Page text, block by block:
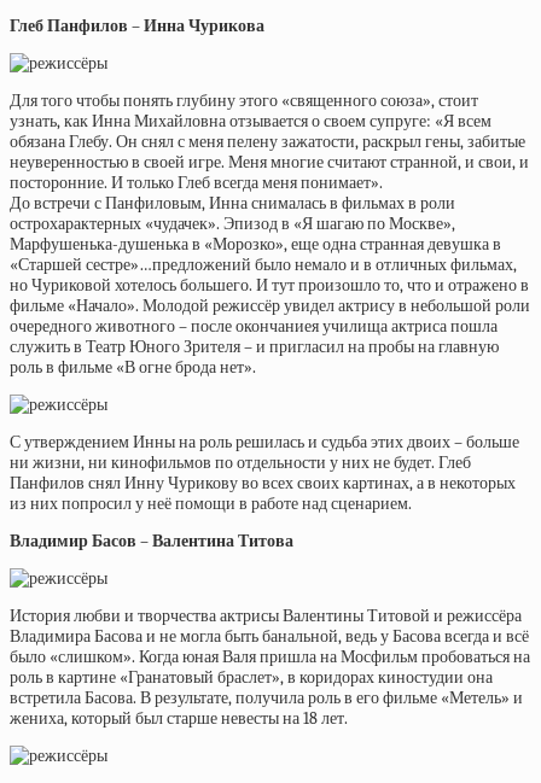
Глеб Панфилов – Инна Чурикова
Для того чтобы понять глубину этого «священного союза», стоит
узнать, как Инна Михайловна отзывается о своем супруге: «Я всем
обязана Глебу. Он снял с меня пелену зажатости, раскрыл гены, забитые
неуверенностью в своей игре. Меня многие считают странной, и свои, и
посторонние. И только Глеб всегда меня понимает».
До встречи с Панфиловым, Инна снималась в фильмах в роли
острохарактерных «чудачек». Эпизод в «Я шагаю по Москве»,
Марфушенька-душенька в «Морозко», еще одна странная девушка в
«Старшей сестре»…предложений было немало и в отличных фильмах,
но Чуриковой хотелось большего. И тут произошло то, что и отражено в
фильме «Начало». Молодой режиссёр увидел актрису в небольшой роли
очередного животного – после окончаниея училища актриса пошла
служить в Театр Юного Зрителя – и пригласил на пробы на главную
роль в фильме «В огне брода нет».
С утверждением Инны на роль решилась и судьба этих двоих – больше
ни жизни, ни кинофильмов по отдельности у них не будет. Глеб
Панфилов снял Инну Чурикову во всех своих картинах, а в некоторых
из них попросил у неё помощи в работе над сценарием.
Владимир Басов – Валентина Титова
История любви и творчества актрисы Валентины Титовой и режиссёра
Владимира Басова и не могла быть банальной, ведь у Басова всегда и всё
было «слишком». Когда юная Валя пришла на Мосфильм пробоваться на
роль в картине «Гранатовый браслет», в коридорах киностудии она
встретила Басова. В результате, получила роль в его фильме «Метель» и
жениха, который был старше невесты на 18 лет.